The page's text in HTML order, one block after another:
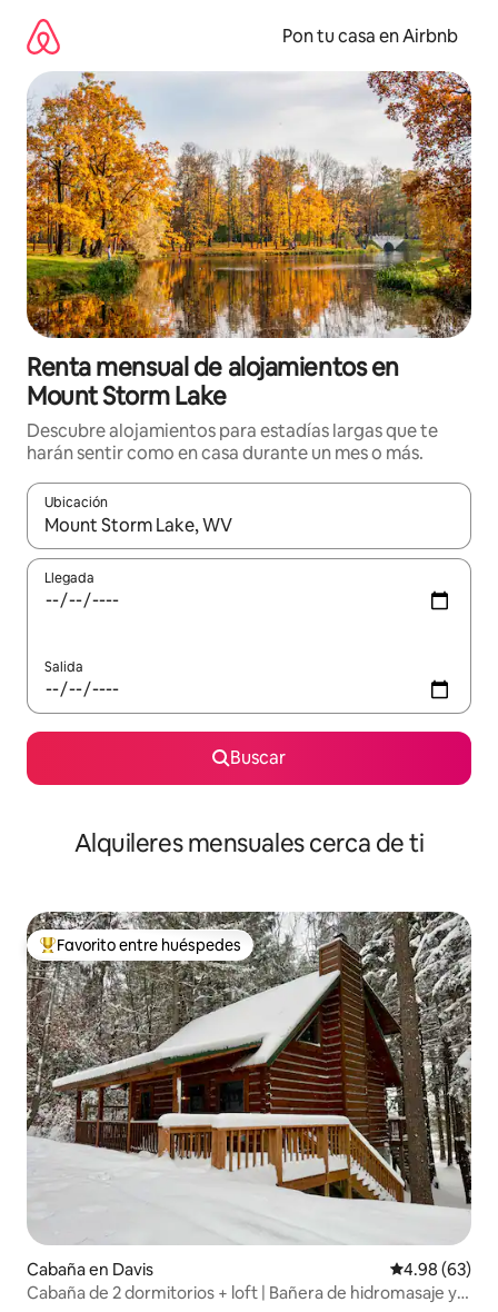
contenido
Pon tu casa en Airbnb
Renta mensual de alojamientos en
Mount Storm Lake
Descubre alojamientos para estadías largas que te
harán sentir como en casa durante un mes o más.
Ubicación
Cuando los resultados estén disponibles, navega con las
Llegada
Salida
Buscar
Alquileres mensuales cerca de ti
Favorito entre huéspedes preferido
Favorito entre huéspedes
Cabaña en Davis Calificación
4.98 (63)
Cabaña de 2 dormitorios + loft | Bañera de hidromasaje y